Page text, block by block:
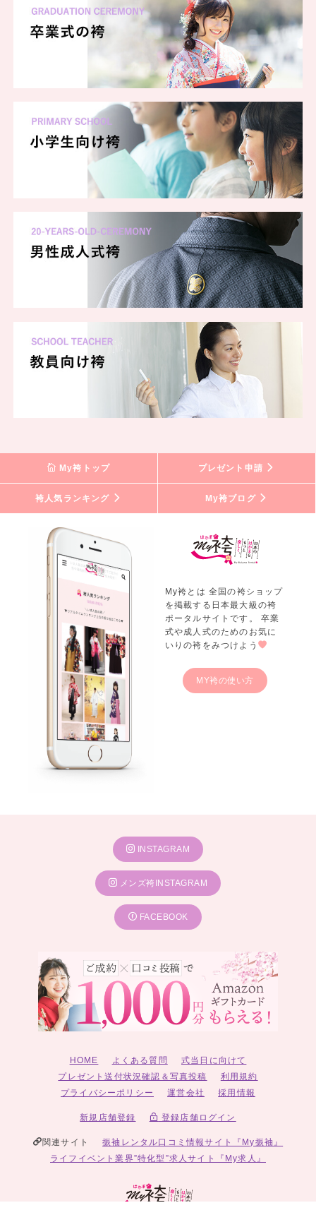
My袴トップ プレゼント申請
袴人気ランキング My袴ブログ
My袴とは 全国の袴ショップ
を掲載する日本最大級の袴
ポータルサイトです。 卒業
式や成人式のためのお気に
いりの袴をみつけよう
MY袴の使い方
INSTAGRAM
メンズ袴INSTAGRAM
FACEBOOK
HOME よくある質問
式当日に向けて
プレゼント送付状況確認＆写真投稿
利用規約
プライバシーポリシー
運営会社 採用情報
新規店舗登録 登録店舗ログイン
関連サイト
振袖レンタル口コミ情報サイト『My振袖』
ライフイベント業界”特化型”求人サイト『My求人』